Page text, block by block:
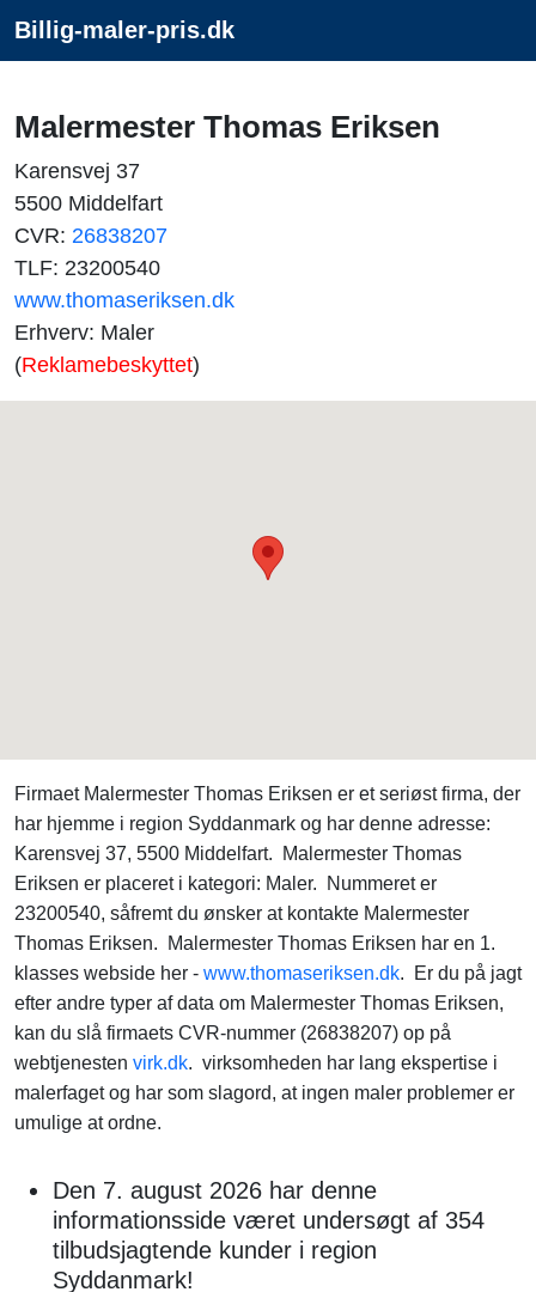
Billig-maler-pris.dk
Malermester Thomas Eriksen
Karensvej 37
5500 Middelfart
CVR: 26838207
TLF: 23200540
www.thomaseriksen.dk
Erhverv: Maler
(Reklamebeskyttet)
Firmaet Malermester Thomas Eriksen er et seriøst firma, der
har hjemme i region Syddanmark og har denne adresse:
Karensvej 37, 5500 Middelfart. Malermester Thomas
Eriksen er placeret i kategori: Maler. Nummeret er
23200540, såfremt du ønsker at kontakte Malermester
Thomas Eriksen. Malermester Thomas Eriksen har en 1.
klasses webside her - www.thomaseriksen.dk. Er du på jagt
efter andre typer af data om Malermester Thomas Eriksen,
kan du slå firmaets CVR-nummer (26838207) op på
webtjenesten virk.dk. virksomheden har lang ekspertise i
malerfaget og har som slagord, at ingen maler problemer er
umulige at ordne.
Den 7. august 2026 har denne
informationsside været undersøgt af 354
tilbudsjagtende kunder i region
Syddanmark!